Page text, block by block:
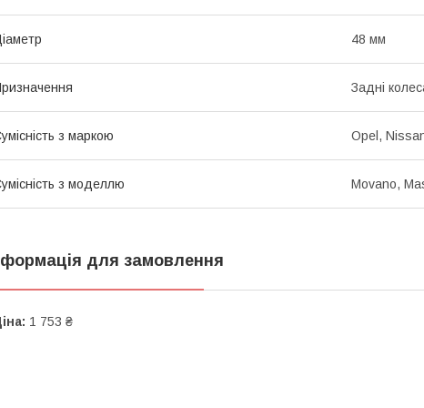
48 мм
Задні
з маркою Opel,
з моделлю Movano,
для замовлення
1 753 ₴